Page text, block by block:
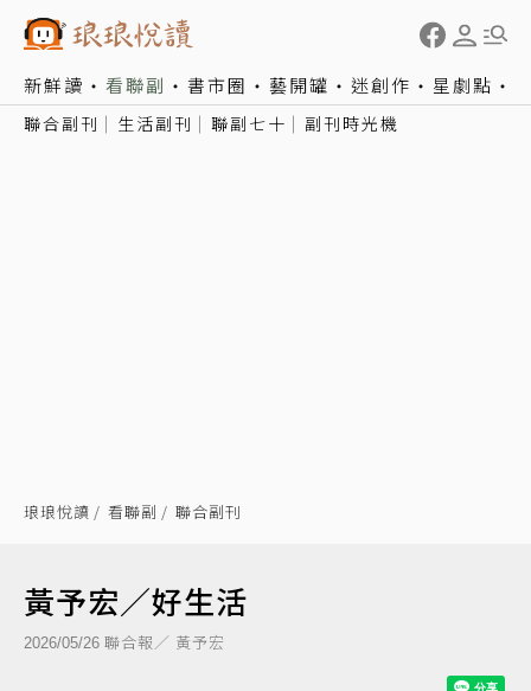
新鮮讀 看聯副 書市圈 藝開罐 迷創作 星劇點
聯合副刊 生活副刊 聯副七十 副刊時光機
琅琅悅讀 看聯副 聯合副刊
黃予宏／好生活
2026/05/26 聯合報／ 黃予宏